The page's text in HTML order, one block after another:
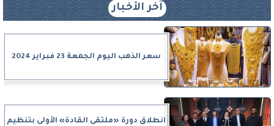
آخر الأخبار
سعر الذهب اليوم الجمعة 23 فبراير 2024
انطلاق دورة «ملتقى القادة» الأولى بتنظيم